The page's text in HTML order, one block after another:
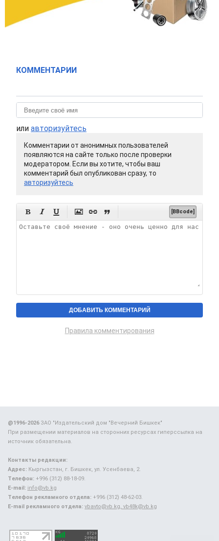
КОММЕНТАРИИ
или авторизуйтесь
Комментарии от анонимных пользователей
появляются на сайте только после проверки
модератором. Если вы хотите, чтобы ваш
комментарий был опубликован сразу, то
авторизуйтесь
      [BBcode]
Правила комментирования
@1996-2026ЗАО "Издательский дом "Вечерний Бишкек"
При размещении материалов на сторонних ресурсах гиперссылка на
источник обязательна.
Контакты редакции:
Адрес: Кыргызстан, г. Бишкек, ул. Усенбаева, 2.
Телефон: +996 (312) 88-18-09.
E-mail: info@vb.kg
Телефон рекламного отдела: +996 (312) 48-62-03.
E-mail рекламного отдела: vbavto@vb.kg, vb48k@vb.kg